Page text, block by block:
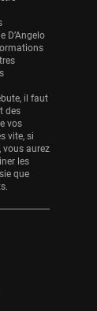
D’Angelo
il faut
des
vos
vite, si
vous aurez
les
que